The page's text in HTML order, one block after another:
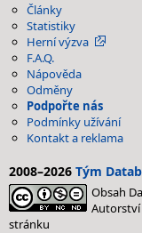
Články
Statistiky
Herní výzva
F.A.Q.
Nápověda
Odměny
Podpořte nás
Podmínky užívání
Kontakt a reklama
2008–2026 Tým
Obsah
Autorství
stránku